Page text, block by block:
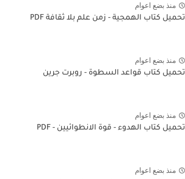
منذ بضع اعوام
تحميل كتاب الهمجية - زمن علم بلا ثقافة PDF
منذ بضع اعوام
تحميل كتاب قواعد السطوة - روبرت جرين
منذ بضع اعوام
تحميل كتاب الهدوء - قوة الانطوائيين - PDF
منذ بضع اعوام